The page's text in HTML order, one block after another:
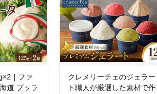
｜ファ
道 ブッラ
クレメリーチェのジェラー
ト職人が厳選した素材で作